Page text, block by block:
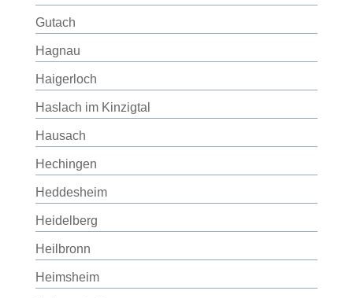
Gutach
Hagnau
Haigerloch
Haslach im Kinzigtal
Hausach
Hechingen
Heddesheim
Heidelberg
Heilbronn
Heimsheim